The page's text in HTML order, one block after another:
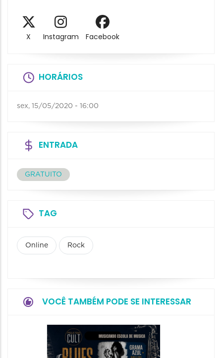
X Instagram Facebook
HORÁRIOS
sex, 15/05/2020 - 16:00
ENTRADA
GRATUITO
TAG
Online Rock
VOCÊ TAMBÉM PODE SE INTERESSAR